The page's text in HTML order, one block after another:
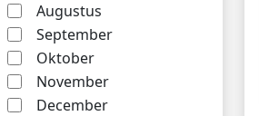
Augustus
September
Oktober
November
December